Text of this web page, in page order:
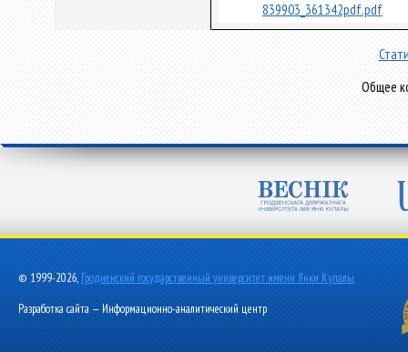
839903_361342pdf.pdf
Общее
© 1999-2026, Гродненский государственный университет имени Янки Купалы
Разработка сайта — Информационно-аналитический центр